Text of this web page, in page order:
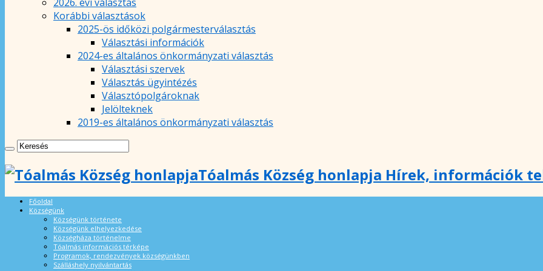
Korábbi választások
2025-ös időközi polgármesterválasztás
Választási információk
2024-es általános önkormányzati választás
Választási szervek
Választás ügyintézés
Választópolgároknak
Jelölteknek
2019-es általános önkormányzati választás
Tóalmás Község honlapja Hírek, információk
Főoldal
Községünk
Községünk története
Községünk elhelyezkedése
Községháza történelme
Tóalmás információs térképe
Programok, rendezvények községünkben
Szálláshely nyilvántartás